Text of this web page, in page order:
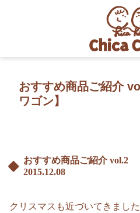
おすすめ商品ご紹介
ワゴン】
おすすめ商品ご紹介 vol.2
2015.12.08
クリスマスも近づいてきました